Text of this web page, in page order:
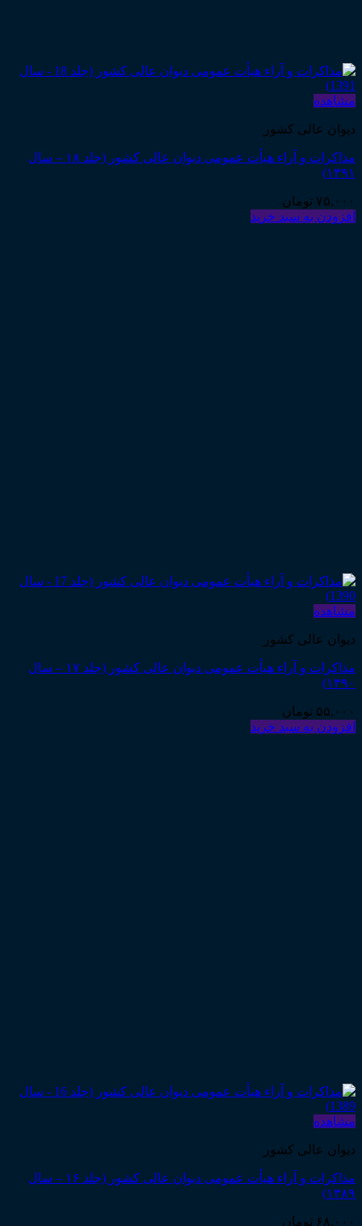
مشاهده
دیوان عالی کشور
مذاکرات و آراء هیأت عمومی دیوان عالی کشور (جلد ۱۸ – سال
۱۳۹۱)
۷۵,۰۰۰ تومان
افزودن به سبد خرید
مشاهده
دیوان عالی کشور
مذاکرات و آراء هیأت عمومی دیوان عالی کشور (جلد ۱۷ – سال
۱۳۹۰)
۵۵,۰۰۰ تومان
افزودن به سبد خرید
مشاهده
دیوان عالی کشور
مذاکرات و آراء هیأت عمومی دیوان عالی کشور (جلد ۱۶ – سال
۱۳۸۹)
۶۸,۰۰۰ تومان